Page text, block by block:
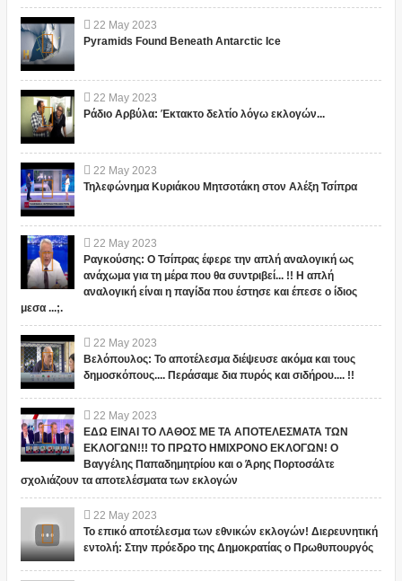
22 May 2023
Pyramids Found Beneath Antarctic Ice
22 May 2023
Ράδιο Αρβύλα: Έκτακτο δελτίο λόγω εκλογών...
22 May 2023
Τηλεφώνημα Κυριάκου Μητσοτάκη στον Αλέξη Τσίπρα
22 May 2023
Ραγκούσης: Ο Τσίπρας έφερε την απλή αναλογική ως
ανάχωμα για τη μέρα που θα συντριβεί... !! Η απλή
αναλογική είναι η παγίδα που έστησε και έπεσε ο ίδιος
μεσα ...;.
22 May 2023
Βελόπουλος: Το αποτέλεσμα διέψευσε ακόμα και τους
δημοσκόπους.... Περάσαμε δια πυρός και σιδήρου.... !!
22 May 2023
ΕΔΩ ΕΙΝΑΙ ΤΟ ΛΑΘΟΣ ΜΕ ΤΑ ΑΠΟΤΕΛΕΣΜΑΤΑ ΤΩΝ
ΕΚΛΟΓΩΝ!!! ΤΟ ΠΡΩΤΟ ΗΜΙΧΡΟΝΟ ΕΚΛΟΓΩΝ! Ο
Βαγγέλης Παπαδημητρίου και ο Άρης Πορτοσάλτε
σχολιάζουν τα αποτελέσματα των εκλογών
22 May 2023
Το επικό αποτέλεσμα των εθνικών εκλογών! Διερευνητική
εντολή: Στην πρόεδρο της Δημοκρατίας ο Πρωθυπουργός